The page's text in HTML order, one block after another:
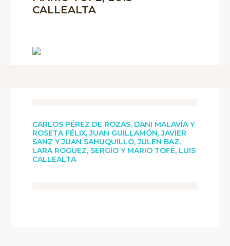
CALLEALTA
CARLOS PÉREZ DE ROZAS, DANI MALAVÍA Y
ROSETA FÉLIX, JUAN GUILLAMÓN, JAVIER
SANZ Y JUAN SAHUQUILLO, JULEN BAZ,
LARA ROGUEZ, SERGIO Y MARIO TOFÉ, LUIS
CALLEALTA